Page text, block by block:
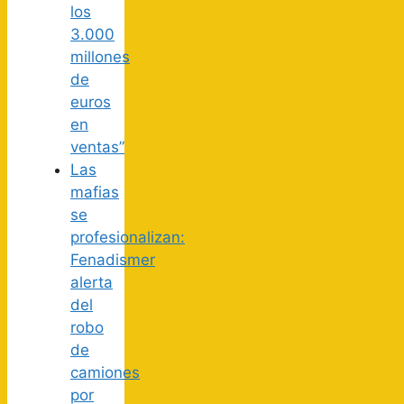
los
3.000
millones
de
euros
en
ventas”
Las
mafias
se
profesionalizan:
Fenadismer
alerta
del
robo
de
camiones
por